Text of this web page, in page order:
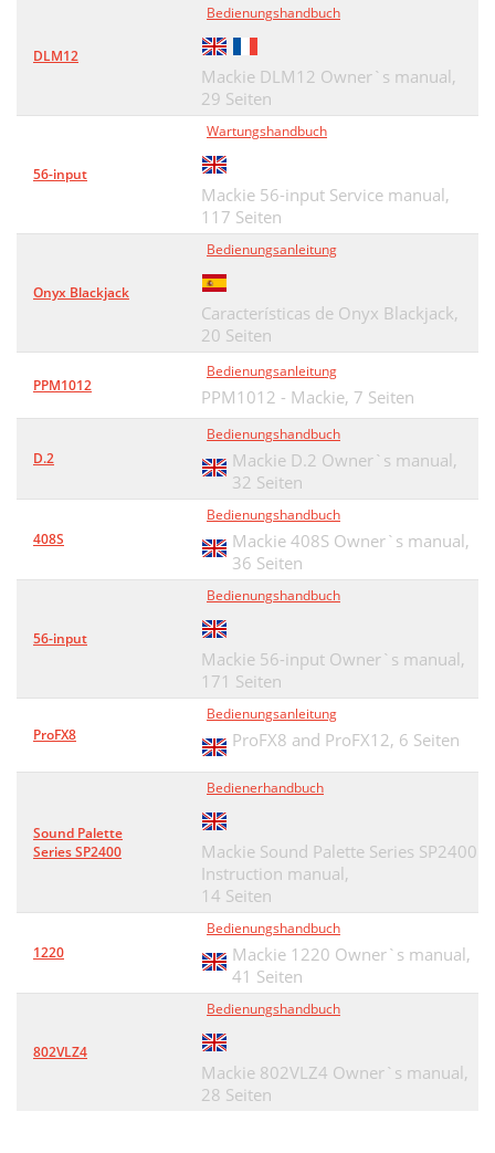
DLM12
Bedienungshandbuch
Mackie DLM12 Owner`s manual,
29 Seiten
56-input
Wartungshandbuch
Mackie 56-input Service manual,
117 Seiten
Onyx Blackjack
Bedienungsanleitung
Características de Onyx Blackjack,
20 Seiten
PPM1012
Bedienungsanleitung
PPM1012 - Mackie, 7 Seiten
D.2
Bedienungshandbuch
Mackie D.2 Owner`s manual,
32 Seiten
408S
Bedienungshandbuch
Mackie 408S Owner`s manual,
36 Seiten
56-input
Bedienungshandbuch
Mackie 56-input Owner`s manual,
171 Seiten
ProFX8
Bedienungsanleitung
ProFX8 and ProFX12, 6 Seiten
Sound Palette
Series SP2400
Bedienerhandbuch
Mackie Sound Palette Series SP2400
Instruction manual,
14 Seiten
1220
Bedienungshandbuch
Mackie 1220 Owner`s manual,
41 Seiten
802VLZ4
Bedienungshandbuch
Mackie 802VLZ4 Owner`s manual,
28 Seiten